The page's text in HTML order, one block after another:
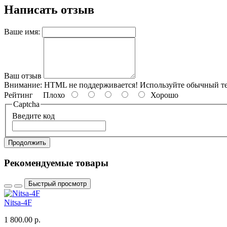
Написать отзыв
Ваше имя:
Ваш отзыв
Внимание: HTML не поддерживается! Используйте обычный
Рейтинг Плохо
Хорошо
Captcha
Введите код
Продолжить
Рекомендуемые товары
Быстрый просмотр
Nitsa-4F
1 800.00 р.